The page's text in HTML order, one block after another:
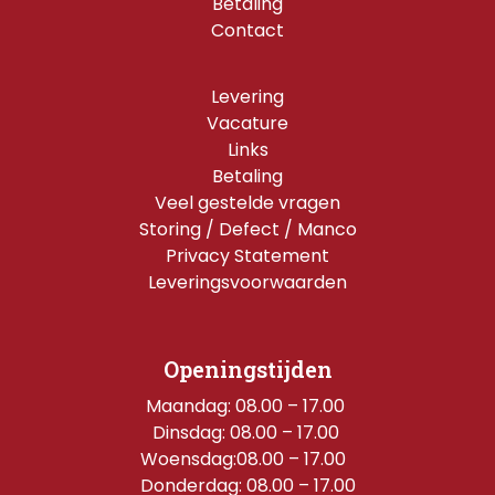
Contact
Levering
Vacature
Links
Betaling
Veel gestelde vragen
Storing / Defect / Manco
Privacy Statement
Leveringsvoorwaarden
Openingstijden
Maandag: 08.00 – 17.00
Dinsdag: 08.00 – 17.00
Woensdag:08.00 – 17.00
Donderdag: 08.00 – 17.00